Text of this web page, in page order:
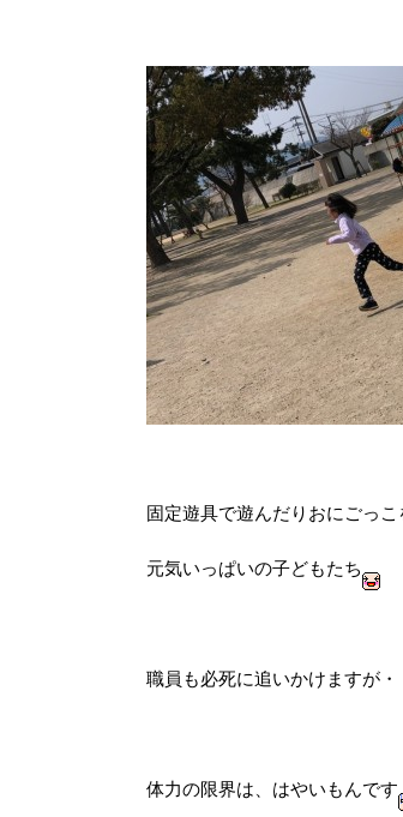
固定遊具で遊んだりおにごっこ
元気いっぱいの子どもたち
職員も必死に追いかけますが・
体力の限界は、はやいもんです